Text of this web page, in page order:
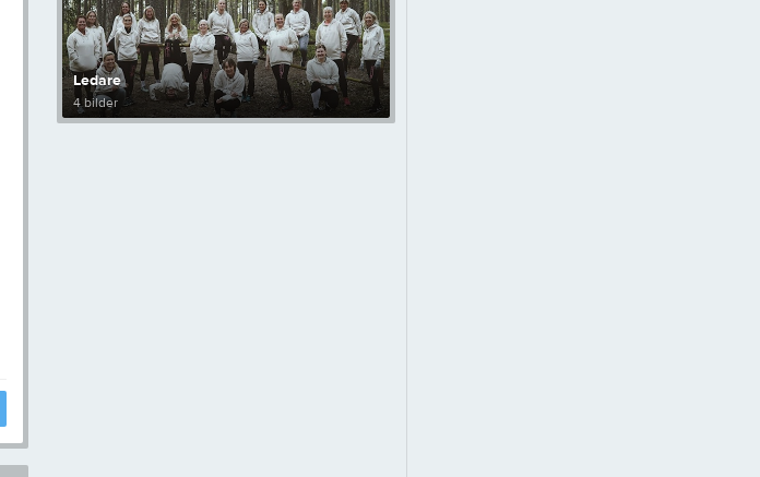
Ledare
4 bilder